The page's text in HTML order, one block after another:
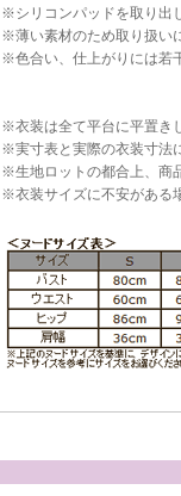
※シリコンパッドを取り出
※薄い素材のため取り扱い
※色合い、仕上がりには若
※衣装は全て平台に平置き
※実寸表と実際の衣装寸法
※生地ロットの都合上、商
※衣装サイズに不安がある